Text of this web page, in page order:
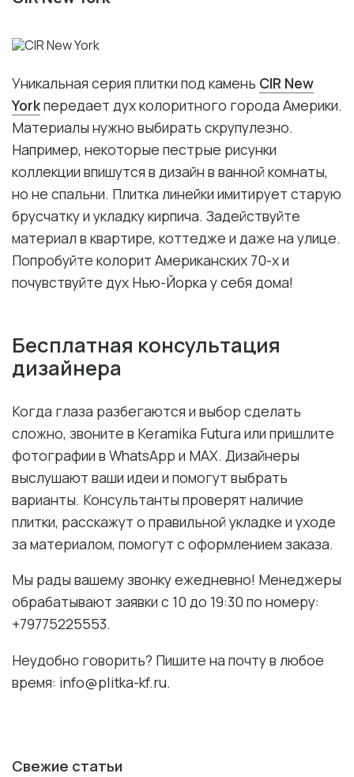
Уникальная серия плитки под камень CIR New
Yorkпередает дух колоритного города Америки.
Материалы нужно выбирать скрупулезно.
Например, некоторые пестрые рисунки
коллекции впишутся в дизайн в ванной комнаты,
но не спальни. Плитка линейки имитирует старую
брусчатку и укладку кирпича. Задействуйте
материал в квартире, коттедже и даже на улице.
Попробуйте колорит Американских 70-х и
почувствуйте дух Нью-Йорка у себя дома!
Бесплатная консультация
дизайнера
Когда глаза разбегаются и выбор сделать
сложно, звоните в Keramika Futura или пришлите
фотографии в WhatsApp и MAX. Дизайнеры
выслушают ваши идеи и помогут выбрать
варианты. Консультанты проверят наличие
плитки, расскажут о правильной укладке и уходе
за материалом, помогут с оформлением заказа.
Мы рады вашему звонку ежедневно! Менеджеры
обрабатывают заявки с 10 до 19:30 по номеру:
+79775225553.
Неудобно говорить? Пишите на почту в любое
время: info@plitka-kf.ru.
Свежие статьи